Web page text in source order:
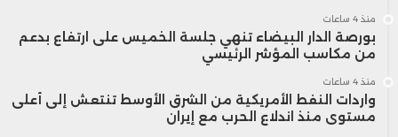
منذ 4 ساعات
بورصة الدار البيضاء تنهي جلسة الخميس على ارتفاع بدعم
من مكاسب المؤشر الرئيسي
منذ 4 ساعات
واردات النفط الأمريكية من الشرق الأوسط تنتعش إلى أعلى
مستوى منذ اندلاع الحرب مع إيران